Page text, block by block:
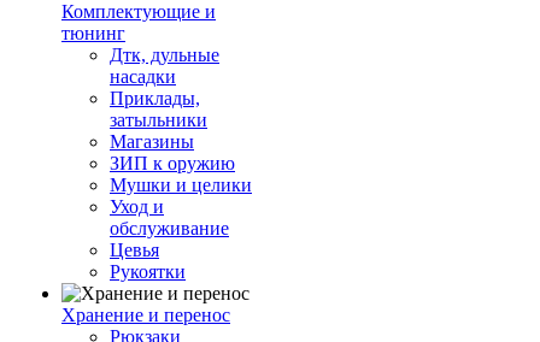
Комплектующие и
тюнинг
Дтк, дульные
насадки
Приклады,
затыльники
Магазины
ЗИП к оружию
Мушки и целики
Уход и
обслуживание
Цевья
Рукоятки
Хранение и перенос
Рюкзаки